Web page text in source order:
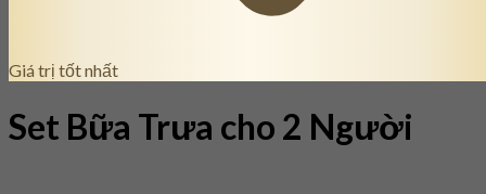
Giá trị tốt nhất
Set Bữa Trưa cho 2 Người